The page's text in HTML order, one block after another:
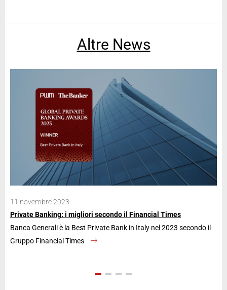
Altre News
11 novembre 2023
Private Banking: i migliori secondo il Financial Times
Banca Generali è la Best Private Bank in Italy nel 2023 secondo il
Gruppo Financial Times